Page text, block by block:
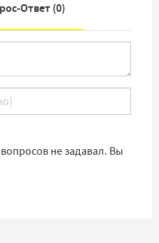
Ответ (0)
не задавал. Вы